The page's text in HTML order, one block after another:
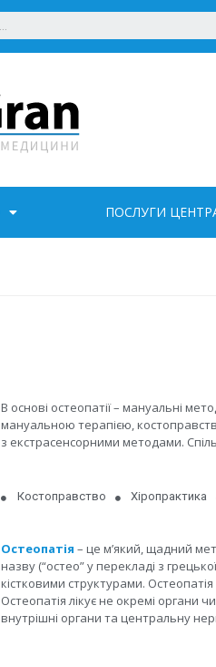
ПОСЛУГИ
В основі остеопатії – мануальні
мануальною терапією,
з екстрасенсорними методами.
Костоправство Хіропрактика
Остеопатія – це м’який, щадний
назву (“остео” у перекладі з
кістковими структурами.
Остеопатія лікує не окремі органи
внутрішні органи та центральну